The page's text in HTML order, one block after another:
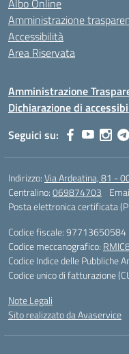
Albo Online
Amministrazione
Accessibilità
Area Riservata
Amministrazione
Dichiarazione di
Seguici su:
Indirizzo:Via Ardeatina, 81 -
Centralino:069874703
Posta elettronica certificata
Codice fiscale: 97713650584
Codice meccanografico:
Codice Indice delle
Codice unico di fatturazione
Note Legali
Sito realizzato da Avaservice